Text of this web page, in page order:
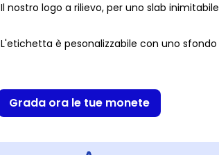
Il nostro logo a rilievo, per uno slab inimitabile
L'etichetta è pesonalizzabile con uno sfondo
Grada ora le tue monete